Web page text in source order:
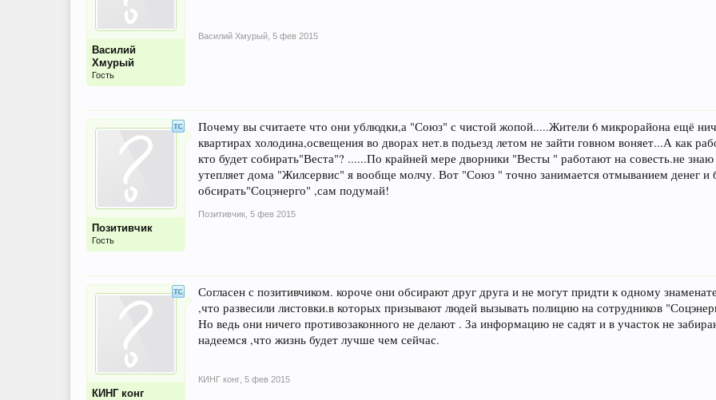
Василий
Хмурый
Гость
Василий Хмурый 5 фев 2015
Позитивчик
Гость
Почему вы считаете что они ублюдки,а "Союз" с чистой жопой.....Жители 6 микрорайона ещё
квартирах холодина,освещения во дворах нет.в подьезд летом не зайти говном воняет...А как
кто будет собирать"Веста"? ......По крайней мере дворники "Весты " работают на совесть.не
утепляет дома "Жилсервис" я вообще молчу. Вот "Союз " точно занимается отмыванием денег и
обсирать"Соцэнерго" ,сам подумай!
Позитивчик 5 фев 2015
КИНГ конг
Согласен с позитивчиком. короче они обсирают друг друга и не могут придти к одному
,что развесили листовки.в которых призывают людей вызывать полицию на сотрудников
Но ведь они ничего противозаконного не делают . За информацию не садят и в участок не
надеемся ,что жизнь будет лучше чем сейчас.
КИНГ конг 5 фев 2015